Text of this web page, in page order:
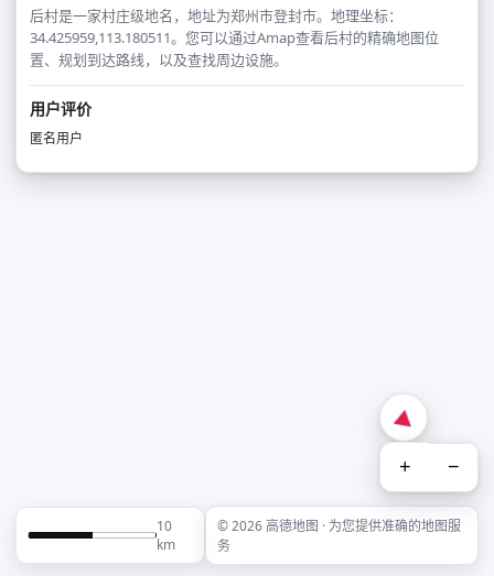
后村是一家村庄级地名，地址为郑州市登封市。地理坐标：
34.425959,113.180511。您可以通过Amap查看后村的精确地图位
置、规划到达路线，以及查找周边设施。
用户评价
匿名用户
+ −
10
km
© 2026 高德地图 · 为您提供准确的地图服
务